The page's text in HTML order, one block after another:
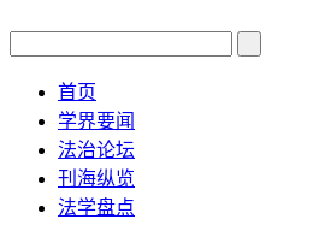
首页
学界要闻
法治论坛
刊海纵览
法学盘点